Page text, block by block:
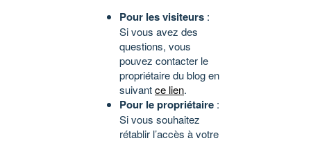
Pour les visiteurs :
Si vous avez des
questions, vous
pouvez contacter le
propriétaire du blog en
suivantce lien.
Pour le propriétaire :
Si vous souhaitez
rétablir l’accès à votre